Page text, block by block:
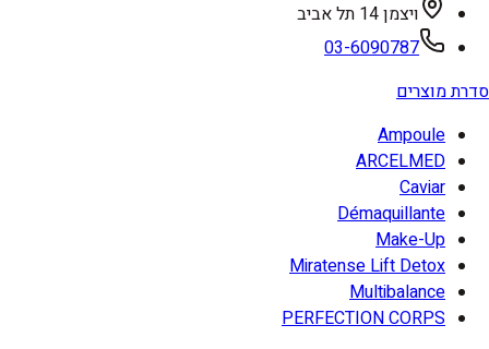
ויצמן 14 תל אביב
03-6090787
סדרת מוצרים
Ampoule
ARCELMED
Caviar
Démaquillante
Make-Up
Miratense Lift Detox
Multibalance
PERFECTION CORPS